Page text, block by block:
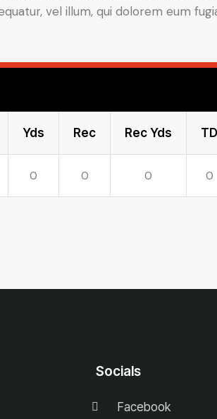
vel illum, qui dolorem eum
Yds Rec Rec Yds TD
0 0 0 0
Socials
Facebook